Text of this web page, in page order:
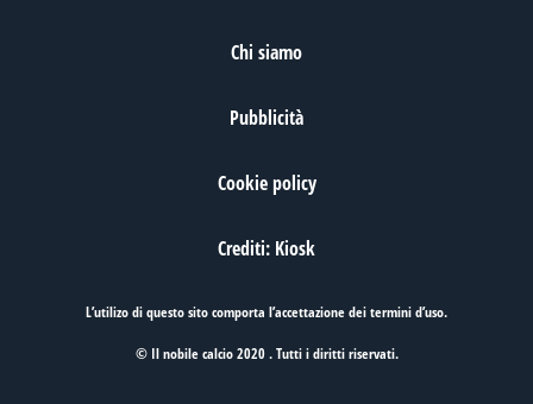
Chi siamo
Pubblicità
Cookie policy
Crediti: Kiosk
L’utilizo di questo sito comporta l’accettazione deitermini d’uso.
© Il nobile calcio 2020 . Tutti i diritti riservati.